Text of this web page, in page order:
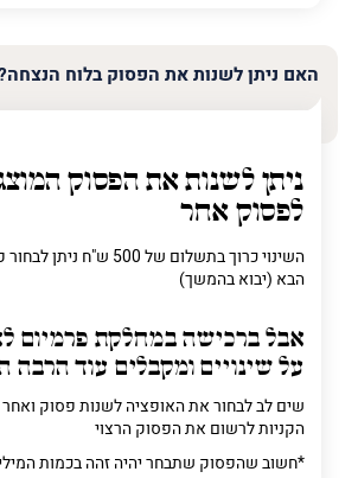
האם ניתן לשנות את הפסוק בלוח
ניתן לשנות את הפסוק
לפסוק אחר
השינוי כרוך בתשלום של 500
הבא (יבוא בהמשך)
אבל ברכישה במחלקת פרמיום
על שינויים ומקבלים עוד הרבה
שים לב לבחור את האופציה לשנות פסוק
הקניות לרשום את הפסוק הרצוי
*חשוב שהפסוק שתבחר יהיה זהה בכמות